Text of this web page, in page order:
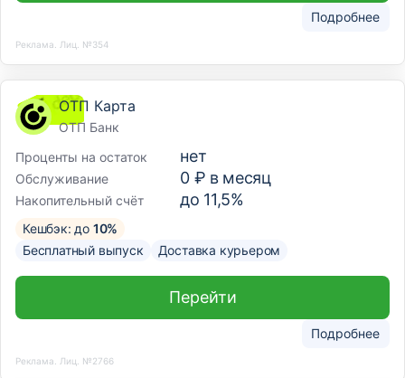
Подробнее
Реклама. Лиц. №354
ОТП Карта
ОТП Банк
Проценты на остаток
нет
Обслуживание 0 ₽ в месяц
Накопительный счёт до 11,5%
Кешбэк: до 10%
Бесплатный выпуск
Доставка курьером
Подробнее
Перейти
Реклама. Лиц. №2766